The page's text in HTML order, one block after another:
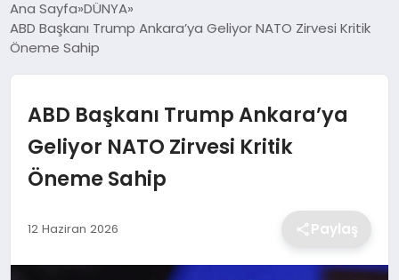
SPOR
DÜNYA
SİYASET
MAGAZİN
Ana Sayfa DÜNYA
ABD Başkanı Trump Ankara’ya Geliyor NATO Zirvesi Kritik
Öneme Sahip
ABD Başkanı Trump Ankara’ya
Geliyor NATO Zirvesi Kritik
Öneme Sahip
12 Haziran 2026 Paylaş